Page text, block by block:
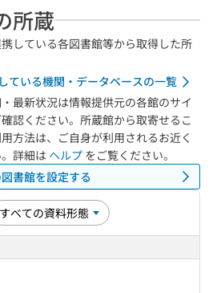
所蔵
している各図書館等から取得した所
ている機関・データベースの一覧
最新状況は情報提供元の各館のサイ
認ください。所蔵館から取寄せるこ
方法は、ご自身が利用されるお近く
詳細は ヘルプ をご覧ください。
書館を設定する